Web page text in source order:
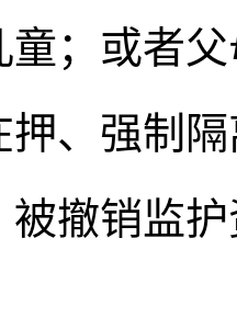
童；或者
押、强制
被撤销监